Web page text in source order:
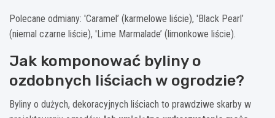
Polecane odmiany: 'Caramel’ (karmelowe liście), 'Black Pearl’
(niemal czarne liście), 'Lime Marmalade’ (limonkowe liście).
Jak komponować byliny o
ozdobnych liściach w ogrodzie?
Byliny o dużych, dekoracyjnych liściach to prawdziwe skarby w